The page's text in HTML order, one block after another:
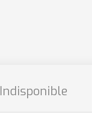
Indisponible